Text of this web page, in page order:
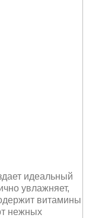
идеальный
увлажняет,
витамины
нежных